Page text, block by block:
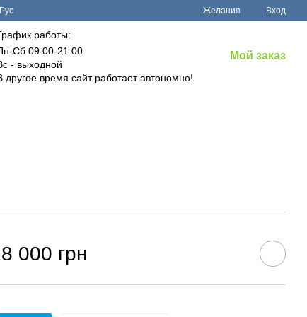
Рус Желания Вход
работы:
Сб 09:00-21:00
- выходной
другое время сайт работает автономно!
Мой заказ
000 грн